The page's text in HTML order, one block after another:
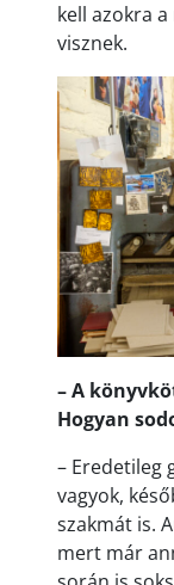
kell azokra
visznek.
– A
Hogyan
– Eredetileg
vagyok,
szakmát is.
mert már